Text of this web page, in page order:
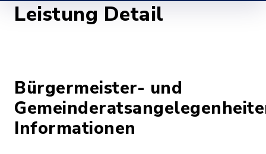
Leistung Detail
Bürgermeister- und
Informationen